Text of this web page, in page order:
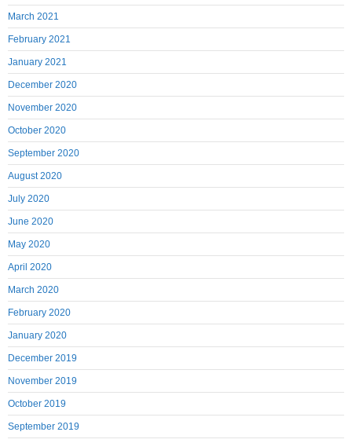
March 2021
February 2021
January 2021
December 2020
November 2020
October 2020
September 2020
August 2020
July 2020
June 2020
May 2020
April 2020
March 2020
February 2020
January 2020
December 2019
November 2019
October 2019
September 2019